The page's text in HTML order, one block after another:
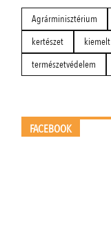
Agrárminisztérium
kertészet
kiemelt
természetvédelem
FACEBOOK